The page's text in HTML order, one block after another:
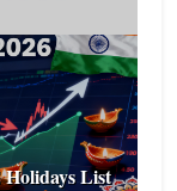
Holidays List